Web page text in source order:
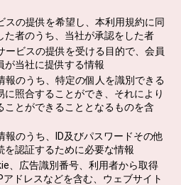
スの提供を希望し、本利用規約に同
た者のうち、当社が承認をした者
ービスの提供を受ける目的で、会員
が当社に提供する情報
報のうち、特定の個人を識別できる
に照合することができ、それにより
ことができることとなるものを含
報のうち、ID及びパスワードその他
を認証するために必要な情報
、広告識別番号、利用者から取得
アドレスなどを含む、ウェブサイト